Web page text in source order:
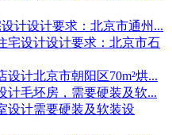
设计设计要求：北京市通州...
宅设计设计要求：北京市石
设计北京市朝阳区70m²烘...
计毛坯房，需要硬装及软...
设计需要硬装及软装设